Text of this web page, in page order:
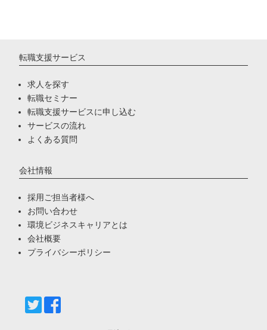
転職支援サービス
求人を探す
転職セミナー
転職支援サービスに申し込む
サービスの流れ
よくある質問
会社情報
採用ご担当者様へ
お問い合わせ
環境ビジネスキャリアとは
会社概要
プライバシーポリシー